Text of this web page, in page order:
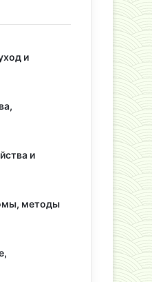
и
и
методы